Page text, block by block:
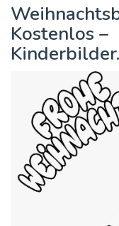
Kostenlos –